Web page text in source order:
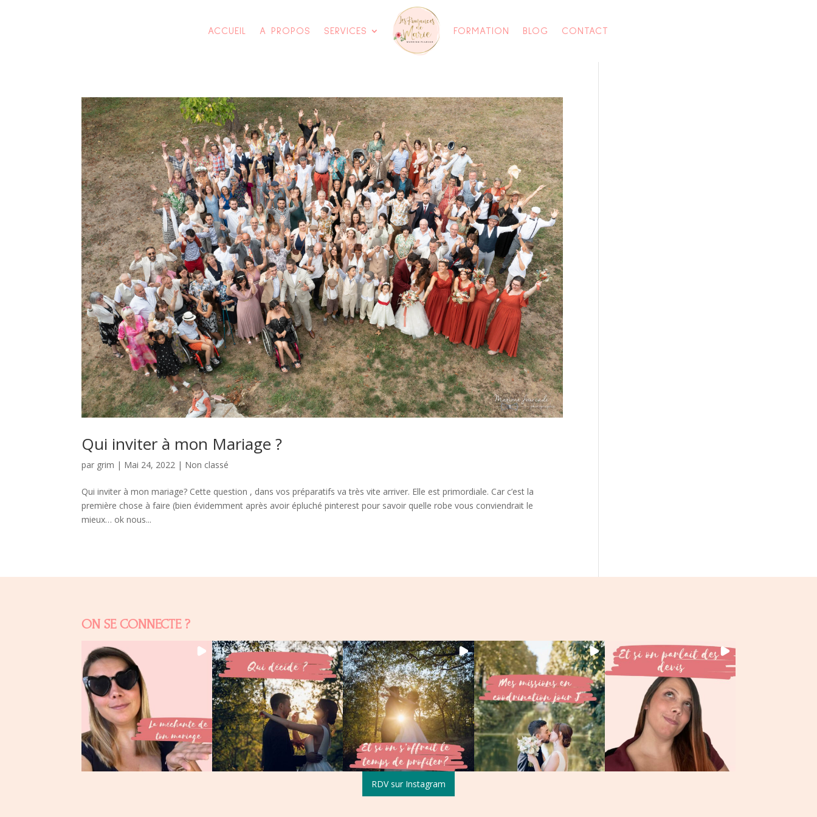
ACCUEIL A PROPOS SERVICES FORMATION BLOG CONTACT
Qui inviter à mon Mariage ?
par grim | Mai 24, 2022 | Non classé
Qui inviter à mon mariage? Cette question , dans vos préparatifs va très vite arriver. Elle est primordiale. Car c’est la
première chose à faire (bien évidemment après avoir épluché pinterest pour savoir quelle robe vous conviendrait le
mieux… ok nous...
ON SE CONNECTE ?
RDV sur Instagram